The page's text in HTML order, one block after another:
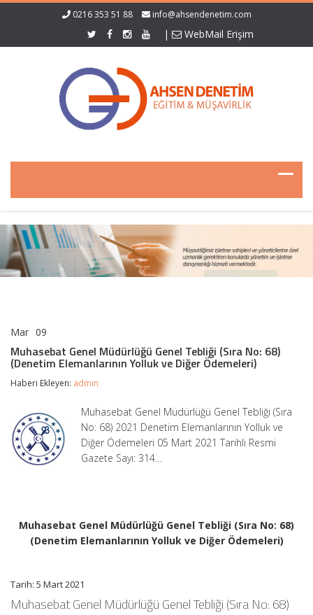
0216 353 51 88 info@ahsendenetim.com
| WebMail Erişim
Mar 09
Müdürlüğü
Genel
Tebliği
(Denetim
Elemanlarının
Yolluk
Muhasebat Genel Müdürlüğü Genel Tebliği (Sıra No: 68)
(Denetim Elemanlarının Yolluk ve Diğer Ödemeleri)
Haberi Ekleyen: admin
Muhasebat Genel Müdürlüğü Genel Tebliği (Sıra
No: 68) 2021 Denetim Elemanlarının Yolluk ve
Diğer Ödemeleri 05 Mart 2021 Tarihli Resmi
Gazete Sayı: 314…
Muhasebat Genel Müdürlüğü Genel Tebliği (Sıra No: 68)
(Denetim Elemanlarının Yolluk ve Diğer Ödemeleri)
Tarih: 5 Mart 2021
Muhasebat Genel Müdürlüğü Genel Tebliği (Sıra No: 68)